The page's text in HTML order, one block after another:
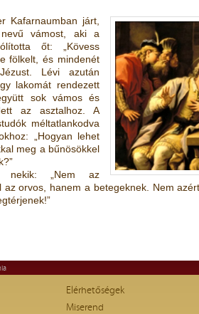
Kafarnaumban járt,
vámost, aki a
őt: „Kövess
fölkelt, és mindenét
Lévi azután
lakomát rendezett
sok vámos és
az asztalhoz. A
méltatlankodva
„Hogyan lehet
meg a bűnösökkel
nekik: „Nem az
az orvos, hanem a betegeknek. Nem
Elérhetőségek
Miserend